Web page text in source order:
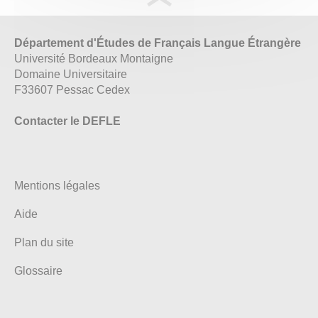
Département d'Études de Français Langue Étrangère
Université Bordeaux Montaigne
Domaine Universitaire
F33607 Pessac Cedex
Contacter le DEFLE
Mentions légales
Aide
Plan du site
Glossaire